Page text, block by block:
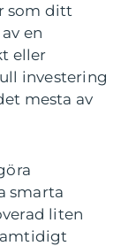
som ditt
en
eller
investering
mesta av
smarta
liten